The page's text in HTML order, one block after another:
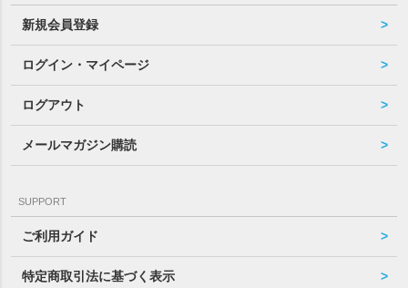
新規会員登録
ログイン・マイページ
ログアウト
メールマガジン購読
SUPPORT
ご利用ガイド
特定商取引法に基づく表示